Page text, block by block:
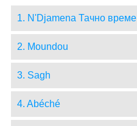
1. N'Djamena Тачно време
2. Moundou
3. Sagh
4. Abéché